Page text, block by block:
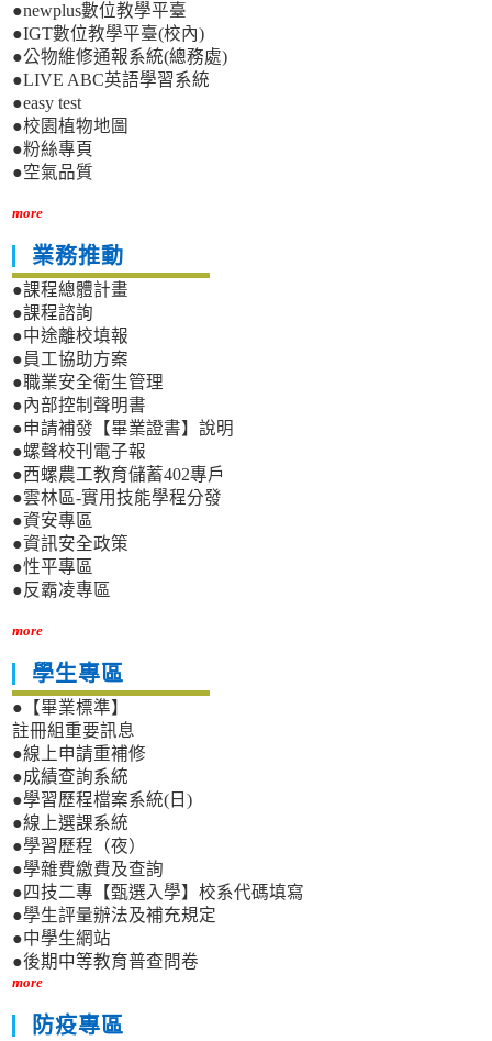
●newplus數位教學平臺
●IGT數位教學平臺(校內)
●公物維修通報系統(總務處)
●LIVE ABC英語學習系統
●easy test
●校園植物地圖
●粉絲專頁
●空氣品質
more
業務推動
●課程總體計畫
●課程諮詢
●中途離校填報
●員工協助方案
●職業安全衛生管理
●內部控制聲明書
●申請補發【畢業證書】說明
●螺聲校刊電子報
●西螺農工教育儲蓄402專戶
●雲林區-實用技能學程分發
●資安專區
●資訊安全政策
●性平專區
●反霸凌專區
more
學生專區
●【畢業標準】
註冊組重要訊息
●線上申請重補修
●成績查詢系統
●學習歷程檔案系統(日)
●線上選課系統
●學習歷程（夜）
●學雜費繳費及查詢
●四技二專【甄選入學】校系代碼填寫
●學生評量辦法及補充規定
●中學生網站
●後期中等教育普查問卷
more
防疫專區